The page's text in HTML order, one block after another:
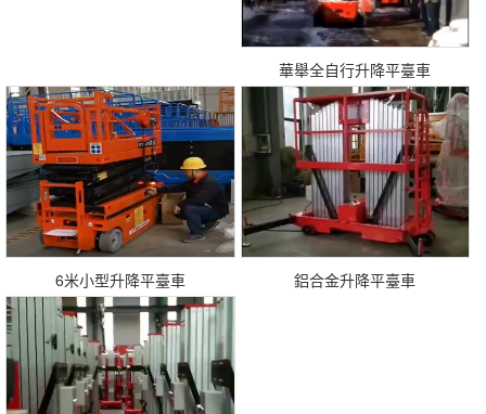
華舉全自行升降平臺車
6米小型升降平臺車 鋁合金升降平臺車